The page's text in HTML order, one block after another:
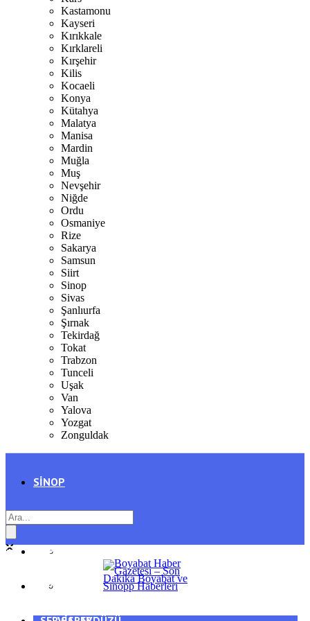
Kastamonu
Kayseri
Kırıkkale
Kırklareli
Kırşehir
Kilis
Kocaeli
Konya
Kütahya
Malatya
Manisa
Mardin
Muğla
Muş
Nevşehir
Niğde
Ordu
Osmaniye
Rize
Sakarya
Samsun
Siirt
Sinop
Sivas
Şanlıurfa
Şırnak
Tekirdağ
Tokat
Trabzon
Tunceli
Uşak
Van
Yalova
Yozgat
Zonguldak
SINOP
AYANCIK
GENEL
SPOR